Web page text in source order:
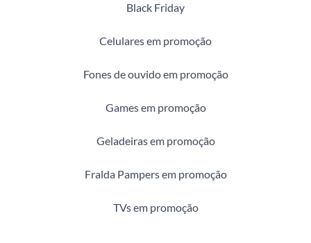
Black Friday
Celulares em promoção
Fones de ouvido em promoção
Games em promoção
Geladeiras em promoção
Fralda Pampers em promoção
TVs em promoção